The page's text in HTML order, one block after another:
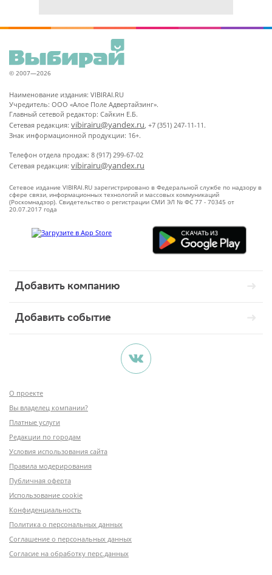
© 2007—2026
Наименование издания: VIBIRAI.RU
Учредитель: ООО «Алое Поле Адвертайзинг».
Главный сетевой редактор: Сайкин Е.Б.
Сетевая редакция: vibirairu@yandex.ru, +7 (351) 247-11-11.
Знак информационной продукции: 16+.
Телефон отдела продаж: 8 (917) 299-67-02
Сетевая редакция: vibirairu@yandex.ru
Сетевое издание VIBIRAI.RU зарегистрировано в Федеральной службе по надзору в
сфере связи, информационных технологий и массовых коммуникаций
(Роскомнадзор). Свидетельство о регистрации СМИ ЭЛ № ФС 77 - 70345 от
20.07.2017 года
Добавить компанию
Добавить событие
О проекте
Вы владелец компании?
Платные услуги
Редакции по городам
Условия использования сайта
Правила модерирования
Публичная оферта
Использование cookie
Конфиденциальность
Политика о персональных данных
Соглашение о персональных данных
Согласие на обработку перс.данных